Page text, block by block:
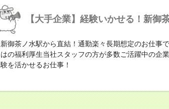
【大手企業】経験いかせる！新御
新御茶ノ水駅から直結！通勤楽々長期想定のお仕事
はの福利厚生当社スタッフの方が多数ご活躍中の企
験を活かせるお仕事！